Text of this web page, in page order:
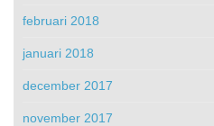
februari 2018
januari 2018
december 2017
november 2017